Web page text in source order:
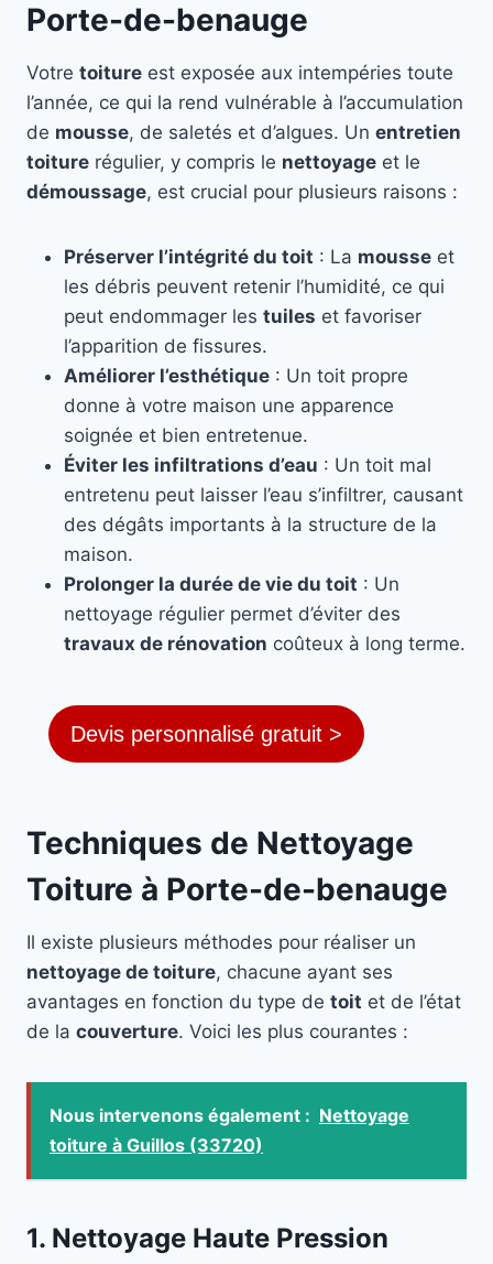
Porte-de-benauge
Votre toiture est exposée aux intempéries toute
l’année, ce qui la rend vulnérable à l’accumulation
de mousse, de saletés et d’algues. Un entretien
toiture régulier, y compris le nettoyage et le
démoussage, est crucial pour plusieurs raisons :
Préserver l’intégrité du toit : La mousse et
les débris peuvent retenir l’humidité, ce qui
peut endommager les tuiles et favoriser
l’apparition de fissures.
Améliorer l’esthétique : Un toit propre
donne à votre maison une apparence
soignée et bien entretenue.
Éviter les infiltrations d’eau : Un toit mal
entretenu peut laisser l’eau s’infiltrer, causant
des dégâts importants à la structure de la
maison.
Prolonger la durée de vie du toit : Un
nettoyage régulier permet d’éviter des
travaux de rénovation coûteux à long terme.
Devis personnalisé gratuit >
Techniques de Nettoyage
Toiture à Porte-de-benauge
Il existe plusieurs méthodes pour réaliser un
nettoyage de toiture, chacune ayant ses
avantages en fonction du type de toit et de l’état
de la couverture. Voici les plus courantes :
Nous intervenons également : Nettoyage
toiture à Guillos (33720)
1. Nettoyage Haute Pression